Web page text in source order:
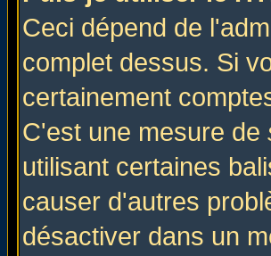
Ceci dépend de
complet dessus. Si
certainement
C'est une mesure de
utilisant certaines
causer d'autres
désactiver dans un